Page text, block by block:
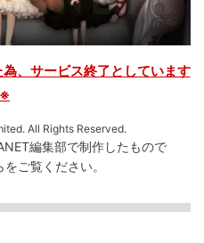
、サービス終了としています
※
All Rights Reserved.
編集部で制作したもので
をご覧ください。